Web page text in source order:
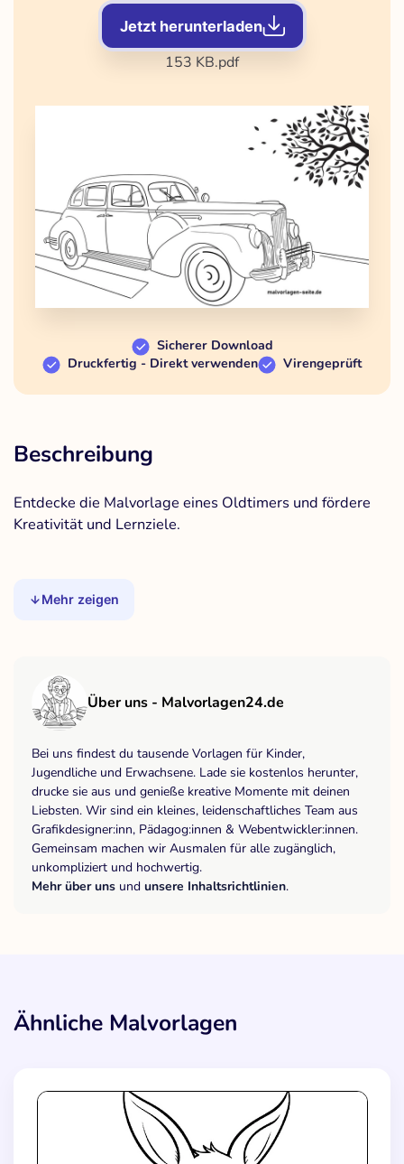
Jetzt herunterladen
153 KB.pdf
Sicherer Download
Druckfertig - Direkt verwenden
Virengeprüft
Beschreibung
Entdecke die Malvorlage eines Oldtimers und fördere
Kreativität und Lernziele.
Mehr zeigen
Über uns - Malvorlagen24.de
Bei uns findest du tausende Vorlagen für Kinder,
Jugendliche und Erwachsene. Lade sie kostenlos herunter,
drucke sie aus und genieße kreative Momente mit deinen
Liebsten. Wir sind ein kleines, leidenschaftliches Team aus
Grafikdesigner:inn, Pädagog:innen & Webentwickler:innen.
Gemeinsam machen wir Ausmalen für alle zugänglich,
unkompliziert und hochwertig.
Mehr über uns und unsere Inhaltsrichtlinien.
Ähnliche Malvorlagen